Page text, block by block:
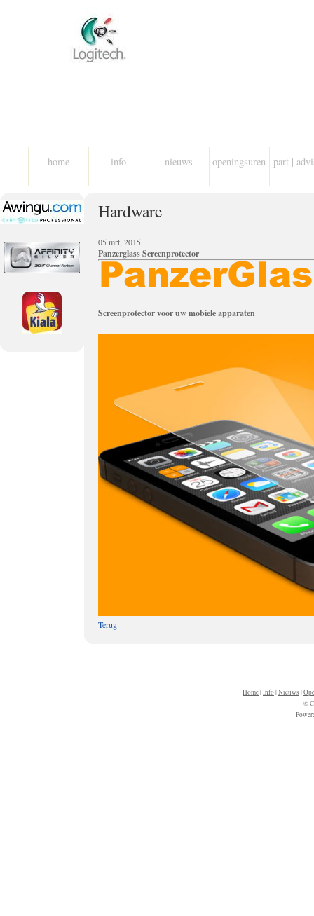
home info nieuws openingsuren part |
Hardware
05 mrt, 2015
Panzerglass Screenprotector
Screenprotector voor uw mobiele apparaten
Terug
Home|Info|Nieuws |
©